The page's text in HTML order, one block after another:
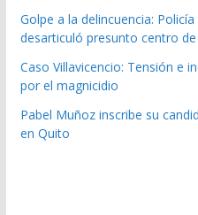
Golpe a la delincuencia:
desarticuló presunto centro
Caso Villavicencio: Tensión e
por el magnicidio
Pabel Muñoz inscribe su
en Quito